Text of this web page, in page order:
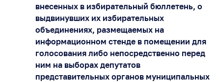
внесенных в избирательный бюллетень, о
выдвинувших их избирательных
объединениях, размещаемых на
информационном стенде в помещении для
голосования либо непосредственно перед
ним на выборах депутатов
представительных органов муниципальных